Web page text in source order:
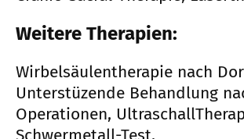
Weitere Therapien:
Wirbelsäulentherapie nach
Unterstüzende Behandlung
Operationen,